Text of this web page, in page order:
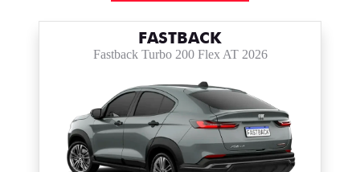
FASTBACK
Fastback Turbo 200 Flex AT 2026